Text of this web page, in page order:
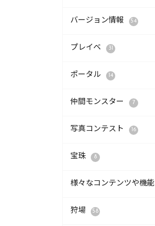
バージョン情報 54
プレイベ 31
ポータル 14
仲間モンスター 7
写真コンテスト 16
宝珠 8
様々なコンテンツや機能
狩場 58